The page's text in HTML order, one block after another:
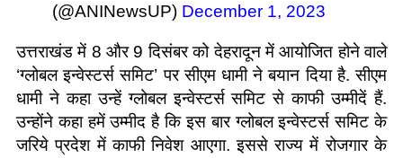
(@ANINewsUP) December 1, 2023
उत्तराखंड में 8 और 9 दिसंबर को देहरादून में आयोजित होने वाले
‘ग्लोबल इन्वेस्टर्स समिट’ पर सीएम धामी ने बयान दिया है. सीएम
धामी ने कहा उन्हें ग्लोबल इन्वेस्टर्स समिट से काफी उम्मीदें हैं.
उन्होंने कहा हमें उम्मीद है कि इस बार ग्लोबल इन्वेस्टर्स समिट के
जरिये प्रदेश में काफी निवेश आएगा. इससे राज्य में रोजगार के